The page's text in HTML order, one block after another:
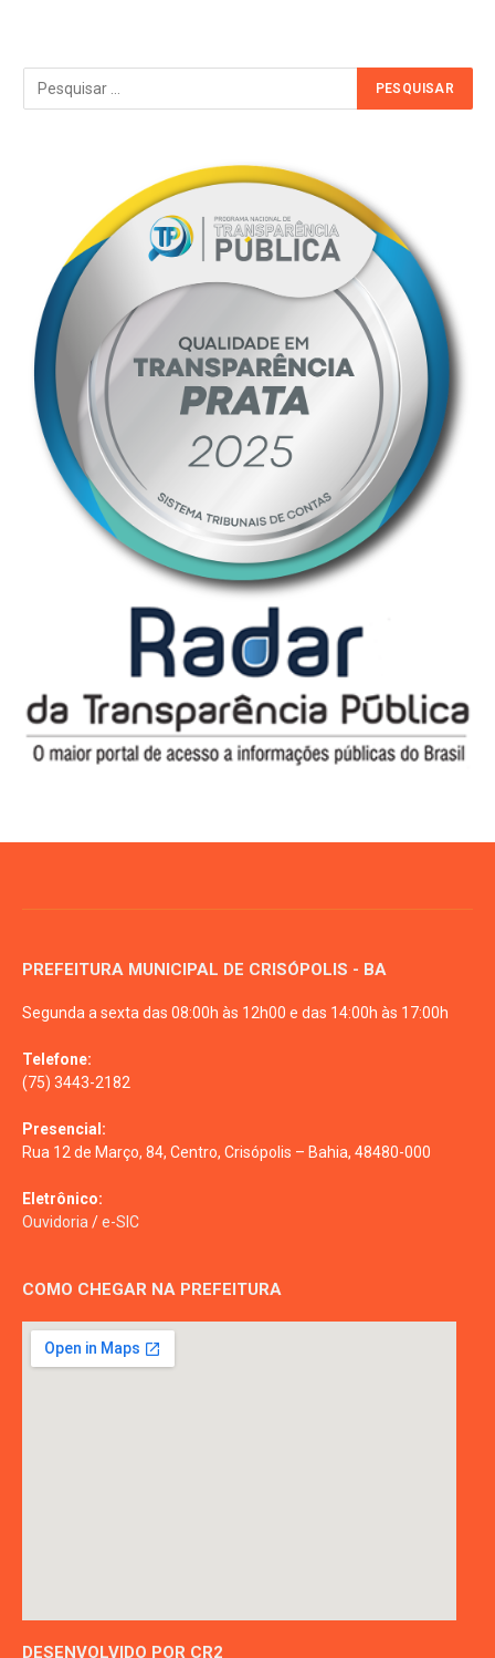
PREFEITURA MUNICIPAL DE CRISÓPOLIS - BA
Segunda a sexta das 08:00h às 12h00 e das 14:00h às 17:00h
Telefone:
(75) 3443-2182
Presencial:
Rua 12 de Março, 84, Centro, Crisópolis – Bahia, 48480-000
Eletrônico:
Ouvidoria/e-SIC
COMO CHEGAR NA PREFEITURA
DESENVOLVIDO POR CR2